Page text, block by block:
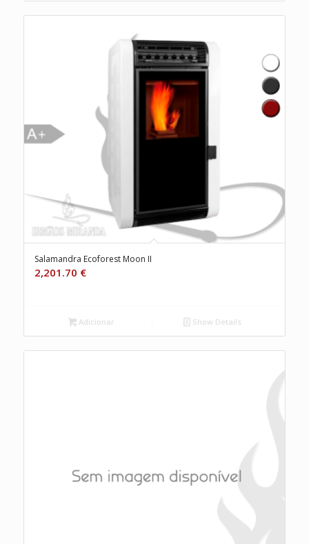
Salamandra Ecoforest Moon II
2,201.70 €
Adicionar Show Details